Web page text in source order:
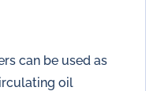
can be used as
oil